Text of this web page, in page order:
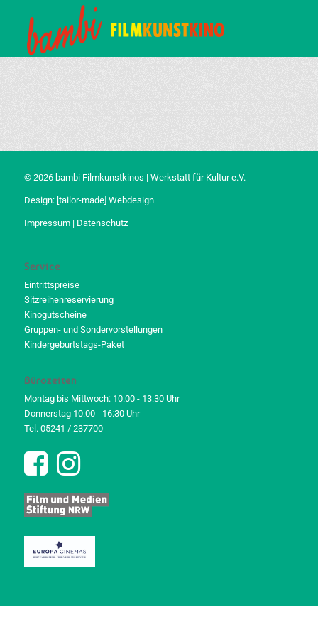
© 2026 bambi Filmkunstkinos | Werkstatt für Kultur e.V.
Design: [tailor-made] Webdesign
Impressum| Datenschutz
Service
Eintrittspreise
Sitzreihenreservierung
Kinogutscheine
Gruppen- und Sondervorstellungen
Kindergeburtstags-Paket
Bürozeiten
Montag bis Mittwoch: 10:00 - 13:30 Uhr
Donnerstag 10:00 - 16:30 Uhr
Tel. 05241 / 237700